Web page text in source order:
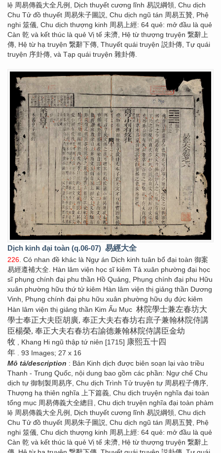
lệ 周易傳義大全凡例, Dịch thuyết cương lĩnh 易説綱領, Chu dịch
Chu Tử đồ thuyết 周易朱子圖説, Chu dịch ngũ tán 周易五贊, Phệ
nghi 筮儀, Chu dịch thượng kinh 周易上經: 64 quẻ: mở đầu là quẻ
Càn 乾 và kết thúc là quẻ Vị tế 未濟, Hệ từ thượng truyện 繋辭上
傳, Hệ từ hạ truyện 繋辭下傳, Thuyết quái truyện 説卦傳, Tự quái
truyện 序卦傳, và Tạp quái truyện 雜卦傳.
Dịch kinh đại toàn (q.06-07) 易經大全
226 . Có nhan đề khác là Ngự án Dịch kinh tuân bổ đại toàn 御案
易經遵補大全. Hàn lâm viện học sĩ kiêm Tả xuân phường đại học
sĩ phụng chính đại phu thần Hồ Quảng, Phụng chính đại phu Hữu
xuân phường hữu thứ tử kiêm Hàn lâm viện thị giảng thần Dương
Vinh, Phụng chính đại phu hữu xuân phường hữu dụ đức kiêm
Hàn lâm viện thị giảng thần Kim Ấu Mục 林院學士兼左春坊大
學士奉正大夫臣胡廣, 奉正大夫右春坊右庶子兼翰林院侍講
臣楊榮, 奉正大夫右春坊右諭德兼翰林院侍講臣金幼
牧 , Khang Hi ngũ thập tứ niên [1715] 康熙五十四
年 . 93 Images; 27 x 16
Mô tả/description : Bản Kinh dịch được biên soạn lại vào triều
Thanh - Trung Quốc, nội dung bao gồm các phần: Ngự chế Chu
dịch tự 御制製周易序, Chu dịch Trình Tử truyện tự 周易程子傳序,
Thượng hạ thiên nghĩa 上下篇義, Chu dịch truyện nghĩa đại toàn
tổng mục 周易傳義大全總目, Chu dịch truyện nghĩa đại toàn phàm
lệ 周易傳義大全凡例, Dịch thuyết cương lĩnh 易説綱領, Chu dịch
Chu Tử đồ thuyết 周易朱子圖説, Chu dịch ngũ tán 周易五贊, Phệ
nghi 筮儀, Chu dịch thượng kinh 周易上經: 64 quẻ: mở đầu là quẻ
Càn 乾 và kết thúc là quẻ Vị tế 未濟, Hệ từ thượng truyện 繋辭上